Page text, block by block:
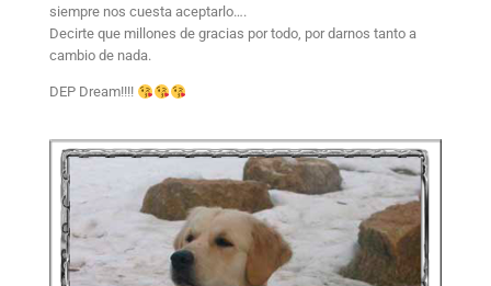
siempre nos cuesta aceptarlo….
Decirte que millones de gracias por todo, por darnos tanto a
cambio de nada.
DEP Dream!!!!